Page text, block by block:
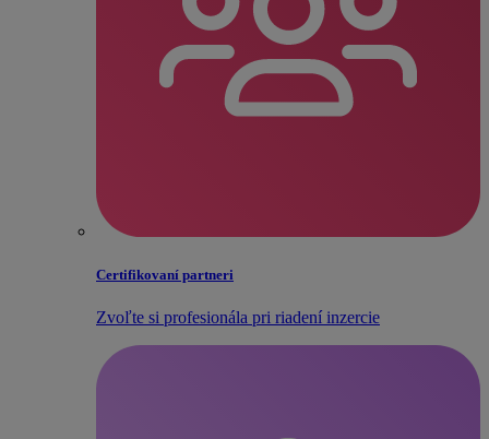
Certifikovaní partneri
Zvoľte si profesionála pri riadení inzercie